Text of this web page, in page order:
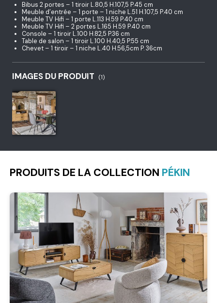
Bibus 2 portes – 1 tiroir L.80,5 H.107,5 P.45 cm
Meuble d’entrée – 1 porte – 1 niche L.51 H.107,5 P.40 cm
Meuble TV Hifi – 1 porte L.113 H.59 P.40 cm
Meuble TV Hifi – 2 portes L.165 H.59 P.40 cm
Console – 1 tiroir L.100 H.82,5 P.36 cm
Table de salon – 1 tiroir L.100 H.40,5 P.55 cm
Chevet – 1 tiroir – 1 niche L.40 H.56,5cm P. 36cm
IMAGES DU PRODUIT (1)
PRODUITS DE LA COLLECTION PÉKIN